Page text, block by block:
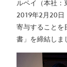
ルペイ（本社：
2019年2月20日
寄与することを
書」を締結しま